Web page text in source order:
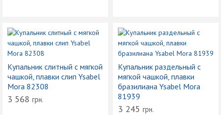
Купальник слитный с мягкой
чашкой, плавки слип Ysabel
Mora 82308
3 568 грн.
Купальник раздельный с
мягкой чашкой, плавки
бразилиана Ysabel Mora
81939
3 245 грн.